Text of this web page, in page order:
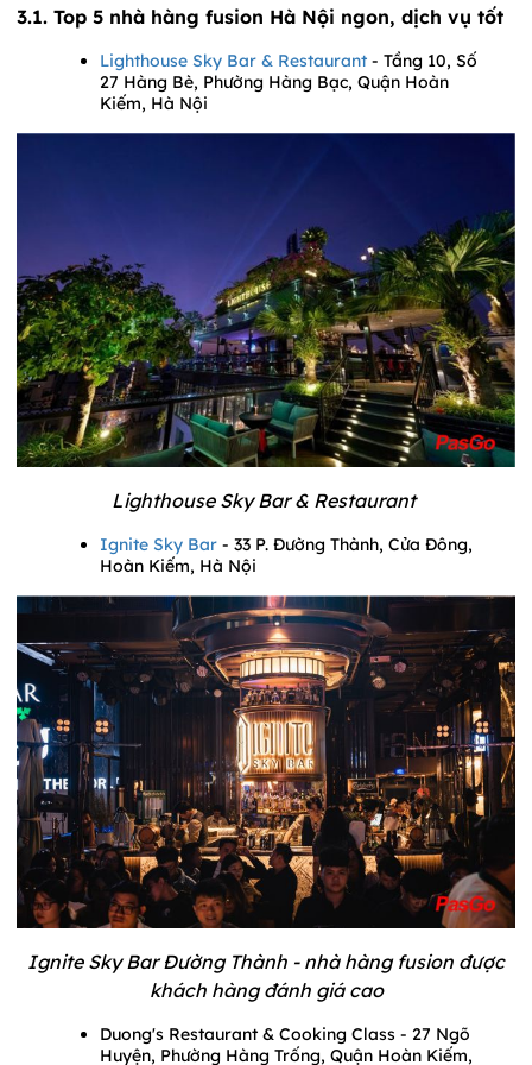
3.1. Top 5 nhà hàng fusion Hà Nội ngon, dịch vụ tốt
Lighthouse Sky Bar & Restaurant - Tầng 10, Số
27 Hàng Bè, Phường Hàng Bạc, Quận Hoàn
Kiếm, Hà Nội
Lighthouse Sky Bar & Restaurant
Ignite Sky Bar - 33 P. Đường Thành, Cửa Đông,
Hoàn Kiếm, Hà Nội
Ignite Sky Bar Đường Thành - nhà hàng fusion được
khách hàng đánh giá cao
Duong's Restaurant & Cooking Class - 27 Ngõ
Huyện, Phường Hàng Trống, Quận Hoàn Kiếm,